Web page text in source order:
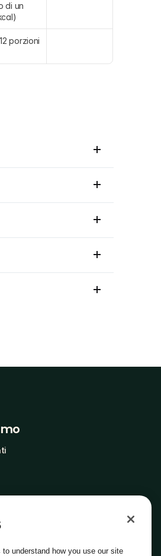
di un
porzioni
understand how you use our site